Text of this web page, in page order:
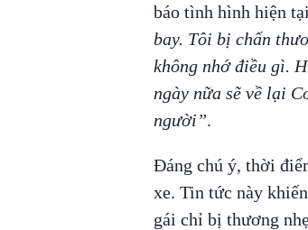
báo tình hình hiện
bay. Tôi bị chấn
không nhớ điều gì.
ngày nữa sẽ về lại
người”.
Đáng chú ý, thời
xe. Tin tức này
gái chỉ bị thương